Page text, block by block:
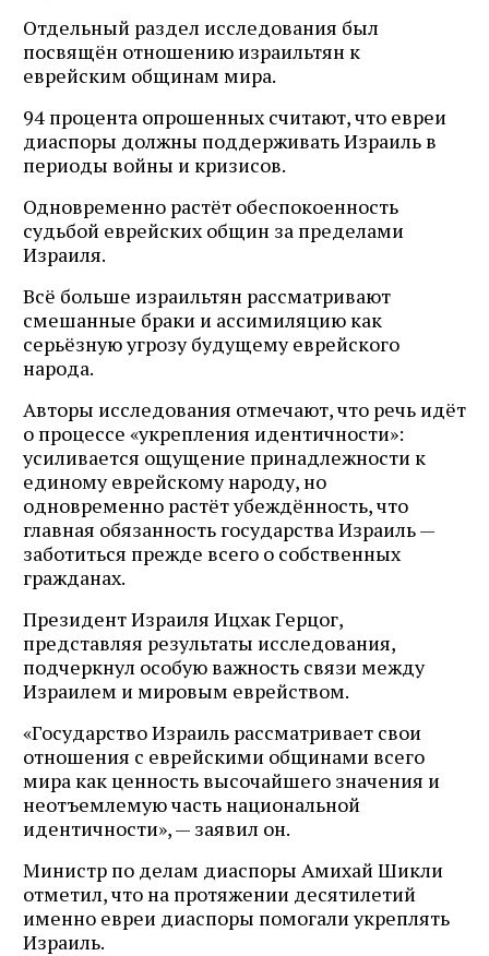
Отдельный раздел исследования был
посвящён отношению израильтян к
еврейским общинам мира.
94 процента опрошенных считают, что евреи
диаспоры должны поддерживать Израиль в
периоды войны и кризисов.
Одновременно растёт обеспокоенность
судьбой еврейских общин за пределами
Израиля.
Всё больше израильтян рассматривают
смешанные браки и ассимиляцию как
серьёзную угрозу будущему еврейского
народа.
Авторы исследования отмечают, что речь идёт
о процессе «укрепления идентичности»:
усиливается ощущение принадлежности к
единому еврейскому народу, но
одновременно растёт убеждённость, что
главная обязанность государства Израиль —
заботиться прежде всего о собственных
гражданах.
Президент Израиля Ицхак Герцог,
представляя результаты исследования,
подчеркнул особую важность связи между
Израилем и мировым еврейством.
«Государство Израиль рассматривает свои
отношения с еврейскими общинами всего
мира как ценность высочайшего значения и
неотъемлемую часть национальной
идентичности», — заявил он.
Министр по делам диаспоры Амихай Шикли
отметил, что на протяжении десятилетий
именно евреи диаспоры помогали укреплять
Израиль.